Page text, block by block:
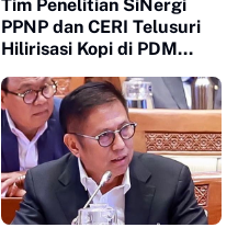
Tim Penelitian SiNergi
PPNP dan CERI Telusuri
Hilirisasi Kopi di PDM